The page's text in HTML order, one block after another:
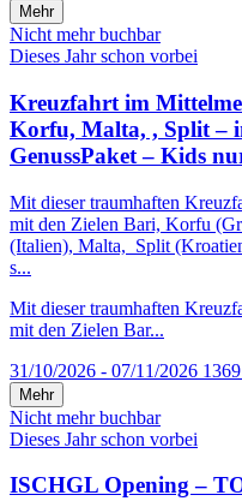
Mehr
Nicht mehr buchbar
Dieses Jahr schon vorbei
Kreuzfahrt im
Korfu, Malta, , Split –
GenussPaket – Kids
Mit dieser traumhaften
mit den Zielen Bari, Korfu
(Italien), Malta, Split
s...
Mit dieser traumhaften
mit den Zielen Bar...
31/10/2026 - 07/11/2026
Mehr
Nicht mehr buchbar
Dieses Jahr schon vorbei
ISCHGL Opening –